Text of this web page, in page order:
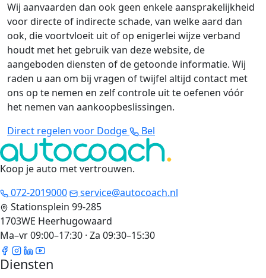
Wij aanvaarden dan ook geen enkele aansprakelijkheid
voor directe of indirecte schade, van welke aard dan
ook, die voortvloeit uit of op enigerlei wijze verband
houdt met het gebruik van deze website, de
aangeboden diensten of de getoonde informatie. Wij
raden u aan om bij vragen of twijfel altijd contact met
ons op te nemen en zelf controle uit te oefenen vóór
het nemen van aankoopbeslissingen.
Direct regelen voor Dodge
Bel
Koop je auto met vertrouwen.
072-2019000
service@autocoach.nl
Stationsplein 99-285
1703WE Heerhugowaard
Ma–vr 09:00–17:30 · Za 09:30–15:30
Diensten